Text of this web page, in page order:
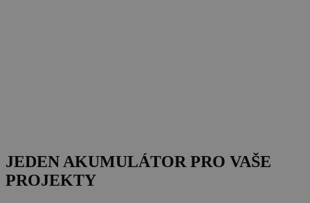
JEDEN AKUMULÁTOR PRO VAŠE
PROJEKTY